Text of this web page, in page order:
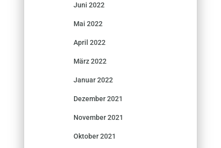
Juni 2022
Mai 2022
April 2022
März 2022
Januar 2022
Dezember 2021
November 2021
Oktober 2021